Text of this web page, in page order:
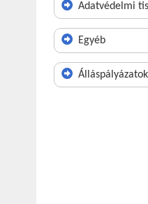
Adatvédelmi
Egyéb
Álláspályázatok